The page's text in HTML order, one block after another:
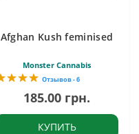
Afghan Kush feminised
Monster Cannabis
Отзывов - 6
185.00 грн.
КУПИТЬ